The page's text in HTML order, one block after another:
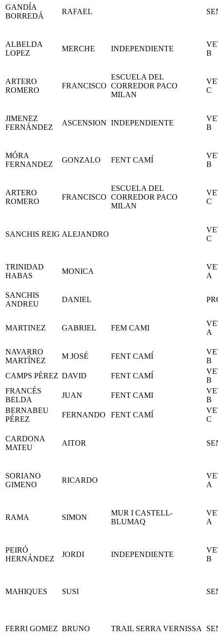
GANDÍA
BORREDÁ
RAFAEL
ALBELDA
LOPEZ
MERCHE INDEPENDIENTE
B
ARTERO
ROMERO
FRANCISCO
ESCUELA DEL
CORREDOR PACO
MILAN
C
JIMENEZ
FERNÁNDEZ
ASCENSION INDEPENDIENTE
B
MÓRA
FERNANDEZ
GONZALO FENT CAMÍ
B
ARTERO
ROMERO
FRANCISCO
ESCUELA DEL
CORREDOR PACO
MILAN
C
SANCHIS REIG ALEJANDRO
C
TRINIDAD
HABAS
MONICA
A
SANCHIS
ANDREU
DANIEL
MARTINEZ GABRIEL FEM CAMI
A
NAVARRO
MARTÍNEZ
M JOSÉ FENT CAMÍ
B
CAMPS PÉREZ DAVID FENT CAMÍ
B
FRANCÉS
BELDA
JUAN FENT CAMI
B
BERNABEU
PÉREZ
FERNANDO FENT CAMÍ
C
CARDONA
MATEU
AITOR
SORIANO
GIMENO
RICARDO
A
RAMA SIMON
MUR I CASTELL-
BLUMAQ
A
PEIRÓ
HERNÁNDEZ
JORDI INDEPENDIENTE
B
MAHIQUES SUSI
FERRI GOMEZ BRUNO TRAIL SERRA VERNISSA